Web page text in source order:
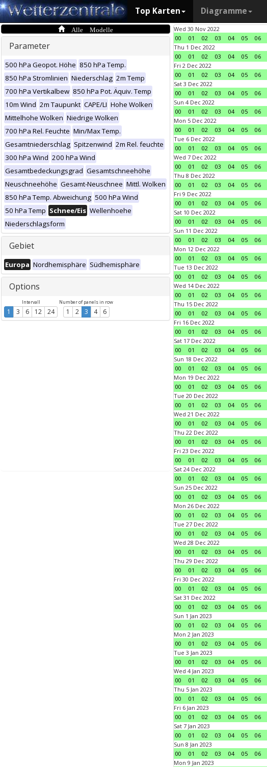
Top Karten Diagramme
Alle Modelle
Parameter
500 hPa Geopot. Höhe 850 hPa Temp.
850 hPa Stromlinien Niederschlag 2m Temp
700 hPa Vertikalbew 850 hPa Pot. Äquiv. Temp
10m Wind 2m Taupunkt CAPE/LI Hohe Wolken
Mittelhohe Wolken Niedrige Wolken
700 hPa Rel. Feuchte Min/Max Temp.
Gesamtniederschlag Spitzenwind 2m Rel. feuchte
300 hPa Wind 200 hPa Wind
Gesamtbedeckungsgrad Gesamtschneehöhe
Neuschneehöhe Gesamt-Neuschnee Mittl. Wolken
850 hPa Temp. Abweichung 500 hPa Wind
50 hPa Temp Schnee/Eis Wellenhoehe
Niederschlagsform
Gebiet
Europa Nordhemisphäre Südhemisphäre
Options
Intervall
1 3 6 12 24
Number of panels in row
1 2 3 4 6
Wed 30 Nov 2022
00
01 02 03 04 05 06
Thu 1 Dec 2022
00
01 02 03 04 05 06
Fri 2 Dec 2022
00
01 02 03 04 05 06
Sat 3 Dec 2022
00
01 02 03 04 05 06
Sun 4 Dec 2022
00
01 02 03 04 05 06
Mon 5 Dec 2022
00
01 02 03 04 05 06
Tue 6 Dec 2022
00
01 02 03 04 05 06
Wed 7 Dec 2022
00
01 02 03 04 05 06
Thu 8 Dec 2022
00
01 02 03 04 05 06
Fri 9 Dec 2022
00
01 02 03 04 05 06
Sat 10 Dec 2022
00
01 02 03 04 05 06
Sun 11 Dec 2022
00
01 02 03 04 05 06
Mon 12 Dec 2022
00
01 02 03 04 05 06
Tue 13 Dec 2022
00
01 02 03 04 05 06
Wed 14 Dec 2022
00
01 02 03 04 05 06
Thu 15 Dec 2022
00
01 02 03 04 05 06
Fri 16 Dec 2022
00
01 02 03 04 05 06
Sat 17 Dec 2022
00
01 02 03 04 05 06
Sun 18 Dec 2022
00
01 02 03 04 05 06
Mon 19 Dec 2022
00
01 02 03 04 05 06
Tue 20 Dec 2022
00
01 02 03 04 05 06
Wed 21 Dec 2022
00
01 02 03 04 05 06
Thu 22 Dec 2022
00
01 02 03 04 05 06
Fri 23 Dec 2022
00
01 02 03 04 05 06
Sat 24 Dec 2022
00
01 02 03 04 05 06
Sun 25 Dec 2022
00
01 02 03 04 05 06
Mon 26 Dec 2022
00
01 02 03 04 05 06
Tue 27 Dec 2022
00
01 02 03 04 05 06
Wed 28 Dec 2022
00
01 02 03 04 05 06
Thu 29 Dec 2022
00
01 02 03 04 05 06
Fri 30 Dec 2022
00
01 02 03 04 05 06
Sat 31 Dec 2022
00
01 02 03 04 05 06
Sun 1 Jan 2023
00
01 02 03 04 05 06
Mon 2 Jan 2023
00
01 02 03 04 05 06
Tue 3 Jan 2023
00
01 02 03 04 05 06
Wed 4 Jan 2023
00
01 02 03 04 05 06
Thu 5 Jan 2023
00
01 02 03 04 05 06
Fri 6 Jan 2023
00
01 02 03 04 05 06
Sat 7 Jan 2023
00
01 02 03 04 05 06
Sun 8 Jan 2023
00
01 02 03 04 05 06
Mon 9 Jan 2023